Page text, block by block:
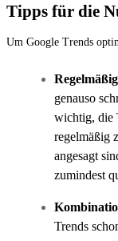
Tipps für die
Um Google Trends
genauso
wichtig, die
regelmäßig
angesagt
zumindest
Trends